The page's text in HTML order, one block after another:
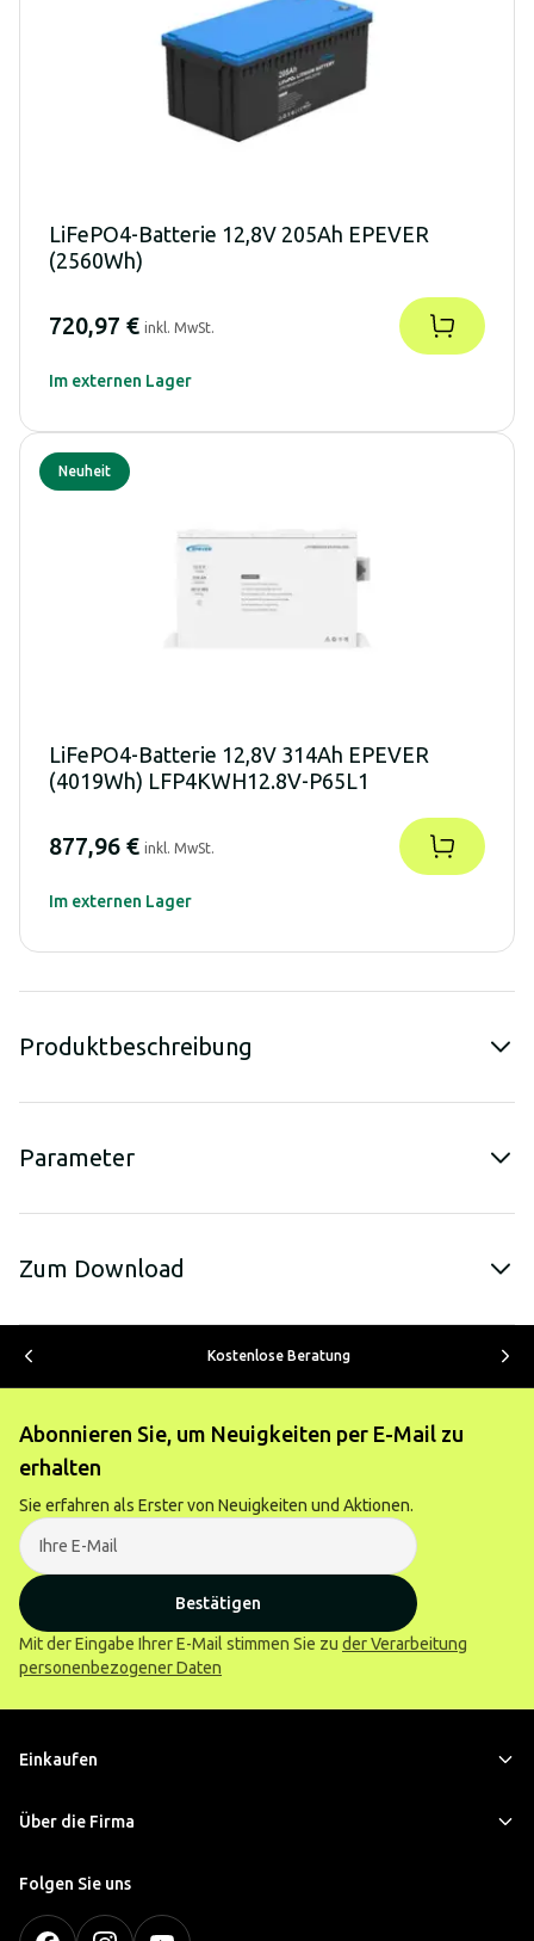
LiFePO4-Batterie 12,8V 205Ah EPEVER
(2560Wh)
720,97 € inkl. MwSt.
Im externen Lager
Neuheit
LiFePO4-Batterie 12,8V 314Ah EPEVER
(4019Wh) LFP4KWH12.8V-P65L1
877,96 € inkl. MwSt.
Im externen Lager
Produktbeschreibung
Parameter
Zum Download
Kostenlose Beratung
Abonnieren Sie, um Neuigkeiten per E-Mail zu
erhalten
Sie erfahren als Erster von Neuigkeiten und Aktionen.
Bestätigen
Mit der Eingabe Ihrer E-Mail stimmen Sie zu der Verarbeitung
personenbezogener Daten
Einkaufen
Über die Firma
Folgen Sie uns